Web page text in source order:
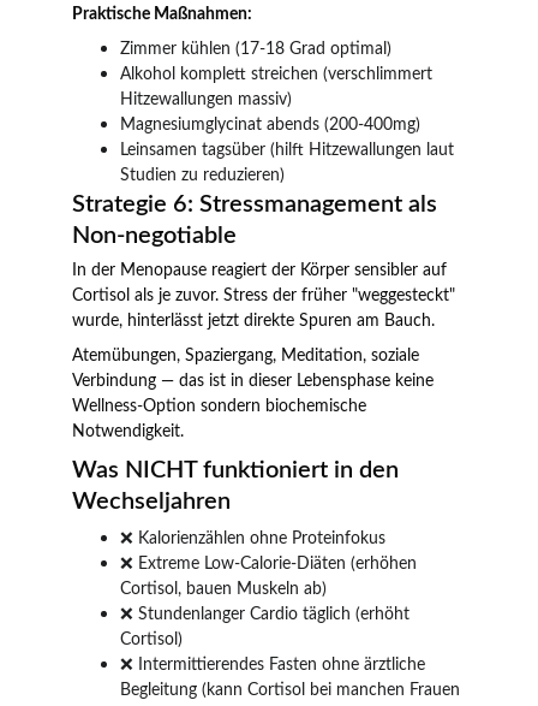
Praktische Maßnahmen:
Zimmer kühlen (17-18 Grad optimal)
Alkohol komplett streichen (verschlimmert
Hitzewallungen massiv)
Magnesiumglycinat abends (200-400mg)
Leinsamen tagsüber (hilft Hitzewallungen laut
Studien zu reduzieren)
Strategie 6: Stressmanagement als
Non-negotiable
In der Menopause reagiert der Körper sensibler auf
Cortisol als je zuvor. Stress der früher "weggesteckt"
wurde, hinterlässt jetzt direkte Spuren am Bauch.
Atemübungen, Spaziergang, Meditation, soziale
Verbindung — das ist in dieser Lebensphase keine
Wellness-Option sondern biochemische
Notwendigkeit.
Was NICHT funktioniert in den
Wechseljahren
❌ Kalorienzählen ohne Proteinfokus
❌ Extreme Low-Calorie-Diäten (erhöhen
Cortisol, bauen Muskeln ab)
❌ Stundenlanger Cardio täglich (erhöht
Cortisol)
❌ Intermittierendes Fasten ohne ärztliche
Begleitung (kann Cortisol bei manchen Frauen